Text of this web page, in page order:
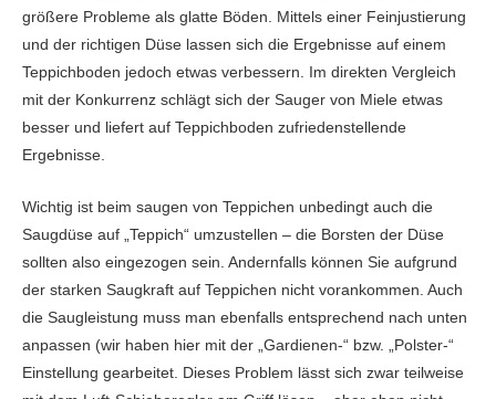
größere Probleme als glatte Böden. Mittels einer Feinjustierung
und der richtigen Düse lassen sich die Ergebnisse auf einem
Teppichboden jedoch etwas verbessern. Im direkten Vergleich
mit der Konkurrenz schlägt sich der Sauger von Miele etwas
besser und liefert auf Teppichboden zufriedenstellende
Ergebnisse.
Wichtig ist beim saugen von Teppichen unbedingt auch die
Saugdüse auf „Teppich“ umzustellen – die Borsten der Düse
sollten also eingezogen sein. Andernfalls können Sie aufgrund
der starken Saugkraft auf Teppichen nicht vorankommen. Auch
die Saugleistung muss man ebenfalls entsprechend nach unten
anpassen (wir haben hier mit der „Gardienen-“ bzw. „Polster-“
Einstellung gearbeitet. Dieses Problem lässt sich zwar teilweise